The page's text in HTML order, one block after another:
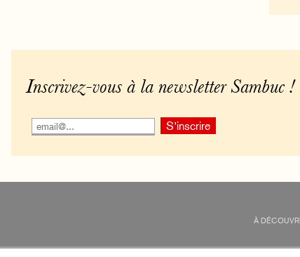
Inscrivez-vous à la newsletter Sambuc !
À